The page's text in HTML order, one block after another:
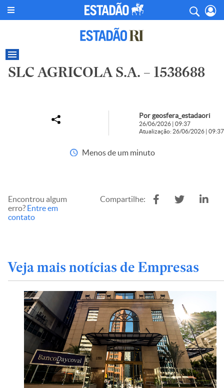
SLC AGRICOLA S.A. – 1538688
Por geosfera_estadaori
26/06/2026 | 09:37
Atualização: 26/06/2026 | 09:37
Menos de um minuto
Encontrou algum
erro? Entre em
contato
Compartilhe:
Veja mais notícias de Empresas